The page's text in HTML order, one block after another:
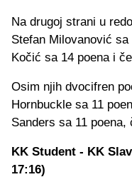
Na drugoj strani u
Stefan Milovanović
Kočić sa 14 poena i
Osim njih dvocifren
Hornbuckle sa 11
Sanders sa 11
KK Student - KK
17:16)